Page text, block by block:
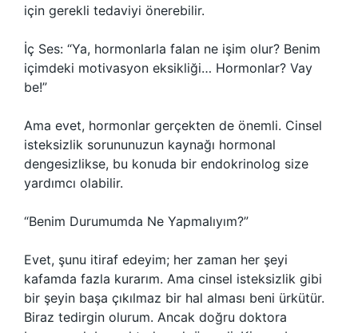
için gerekli tedaviyi önerebilir.
İç Ses: “Ya, hormonlarla falan ne işim olur? Benim
içimdeki motivasyon eksikliği… Hormonlar? Vay
be!”
Ama evet, hormonlar gerçekten de önemli. Cinsel
isteksizlik sorununuzun kaynağı hormonal
dengesizlikse, bu konuda bir endokrinolog size
yardımcı olabilir.
“Benim Durumumda Ne Yapmalıyım?”
Evet, şunu itiraf edeyim; her zaman her şeyi
kafamda fazla kurarım. Ama cinsel isteksizlik gibi
bir şeyin başa çıkılmaz bir hal alması beni ürkütür.
Biraz tedirgin olurum. Ancak doğru doktora